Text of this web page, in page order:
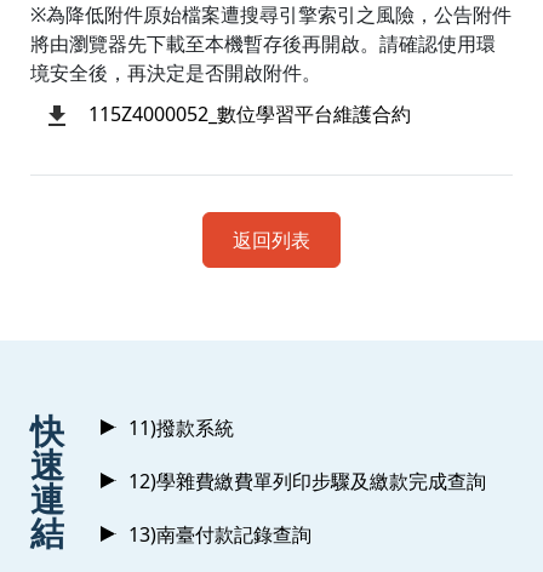
※為降低附件原始檔案遭搜尋引擎索引之風險，公告附件
將由瀏覽器先下載至本機暫存後再開啟。請確認使用環
境安全後，再決定是否開啟附件。
115Z4000052_數位學習平台維護合約
返回列表
快
速
連
結
11)撥款系統
12)學雜費繳費單列印步驟及繳款完成查詢
13)南臺付款記錄查詢